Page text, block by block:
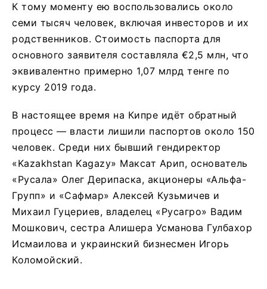
К тому моменту ею воспользовались около
семи тысяч человек, включая инвесторов и их
родственников. Стоимость паспорта для
основного заявителя составляла €2,5 млн, что
эквивалентно примерно 1,07 млрд тенге по
курсу 2019 года.
В настоящее время на Кипре идёт обратный
процесс — власти лишили паспортов около 150
человек. Среди них бывший гендиректор
«Kazakhstan Kagazy» Максат Арип, основатель
«Русала» Олег Дерипаска, акционеры «Альфа-
Групп» и «Сафмар» Алексей Кузьмичев и
Михаил Гуцериев, владелец «Русагро» Вадим
Мошкович, сестра Алишера Усманова Гулбахор
Исмаилова и украинский бизнесмен Игорь
Коломойский.